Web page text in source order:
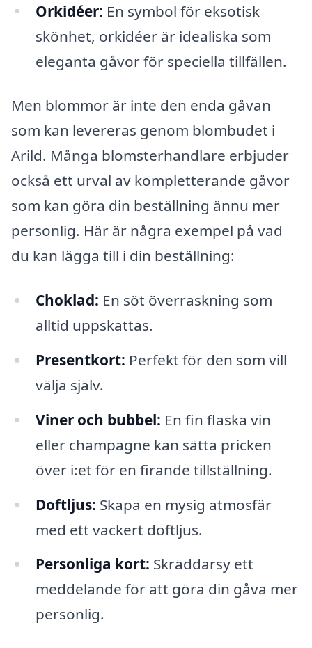
Orkidéer: En symbol för eksotisk
skönhet, orkidéer är idealiska som
eleganta gåvor för speciella tillfällen.
Men blommor är inte den enda gåvan
som kan levereras genom blombudet i
Arild. Många blomsterhandlare erbjuder
också ett urval av kompletterande gåvor
som kan göra din beställning ännu mer
personlig. Här är några exempel på vad
du kan lägga till i din beställning:
Choklad: En söt överraskning som
alltid uppskattas.
Presentkort: Perfekt för den som vill
välja själv.
Viner och bubbel: En fin flaska vin
eller champagne kan sätta pricken
över i:et för en firande tillställning.
Doftljus: Skapa en mysig atmosfär
med ett vackert doftljus.
Personliga kort: Skräddarsy ett
meddelande för att göra din gåva mer
personlig.